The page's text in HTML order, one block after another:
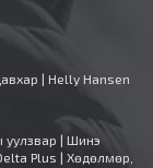
| Helly Hansen
уулзвар | Шинэ
Plus | Хөдөлмөр,